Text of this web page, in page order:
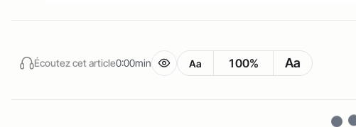
Écoutez cet article0:00min Aa 100% Aa